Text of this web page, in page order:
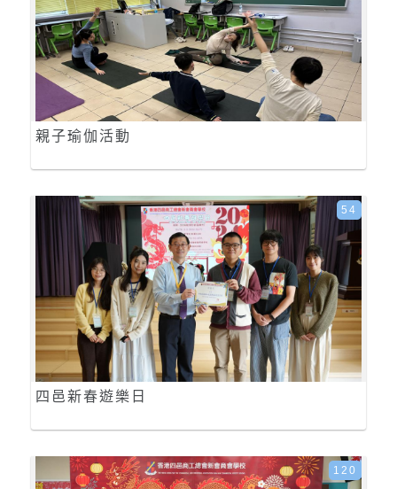
親子瑜伽活動
四邑新春遊樂日
54
120